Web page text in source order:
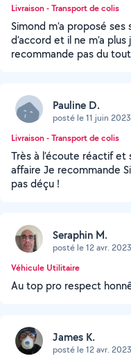
Livraison - Transport de colis
Simond m’a proposé
d’accord et il ne m’a
recommande pas du tout
Pauline D.
posté le 11 juin 2023
Livraison - Transport de colis
Très à l’écoute réactif
affaire Je recommande
pas déçu !
Seraphin M.
posté le 12 avr. 2023
Véhicule Utilitaire
Au top pro respect
James K.
posté le 12 avr. 2023